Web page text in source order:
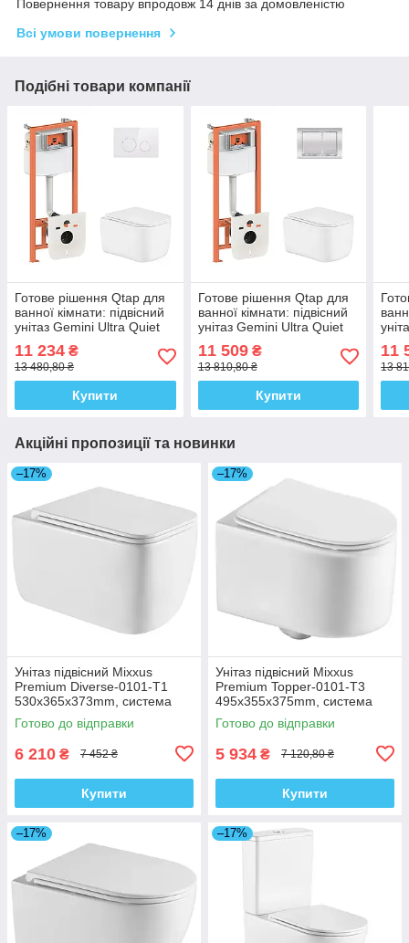
Повернення товару впродовж 14 днів за домовленістю
Всі умови повернення
Подібні товари компанії
Готове рішення Qtap для
ванної кімнати: підвісний
унітаз Gemini Ultra Quiet
інсталяції Nest 4 в 1
(кругла
11 234 ₴
13 480,80 ₴
Купити
Готове рішення Qtap для
ванної кімнати: підвісний
унітаз Gemini Ultra Quiet
інсталяції Nest 4 в 1
11 509₴
13 810,80 ₴
Купити
в 1
11
13
Акційні пропозиції та новинки
–17%
Унітаз підвісний Mixxus
Premium Diverse-0101-T1
530x365x373mm, система
змиву Tornado 1.0 (MP6477)
Готово до відправки
6 210 ₴ 7 452 ₴
Купити
–17%
Унітаз підвісний Mixxus
Premium Topper-0101-T3
495x355x375mm, система
змиву Tornado 1.0 (MP6476)
Готово до відправки
5 934 ₴ 7 120,80 ₴
Купити
–17% –17%